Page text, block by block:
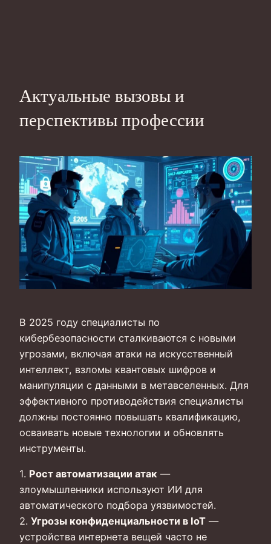
Актуальные вызовы и
перспективы профессии
В 2025 году специалисты по
кибербезопасности сталкиваются с новыми
угрозами, включая атаки на искусственный
интеллект, взломы квантовых шифров и
манипуляции с данными в метавселенных. Для
эффективного противодействия специалисты
должны постоянно повышать квалификацию,
осваивать новые технологии и обновлять
инструменты.
1. Рост автоматизации атак —
злоумышленники используют ИИ для
автоматического подбора уязвимостей.
2. Угрозы конфиденциальности в IoT —
устройства интернета вещей часто не